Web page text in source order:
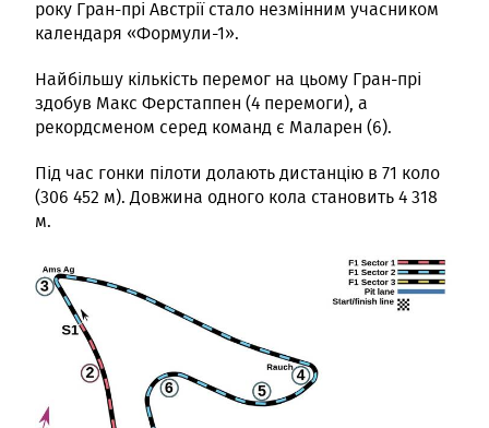
року Гран-прі Австрії стало незмінним учасником
календаря «Формули-1».
Найбільшу кількість перемог на цьому Гран-прі
здобув Макс Ферстаппен (4 перемоги), а
рекордсменом серед команд є Маларен (6).
Під час гонки пілоти долають дистанцію в 71 коло
(306 452 м). Довжина одного кола становить 4 318
м.